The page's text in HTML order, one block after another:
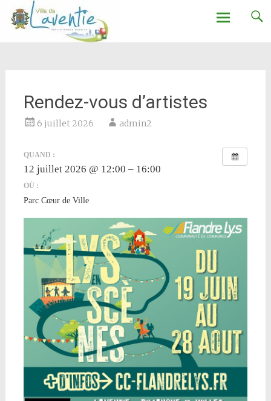
Ville de Laventie
Rendez-vous d’artistes
6 juillet 2026 admin2
QUAND :
12 juillet 2026 @ 12:00 – 16:00
OÙ :
Parc Cœur de Ville